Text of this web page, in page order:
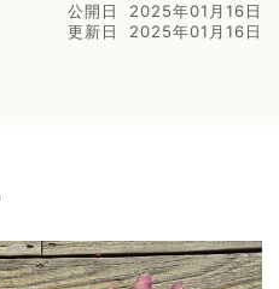
公開日
2025年01月16日
更新日
2025年01月16日